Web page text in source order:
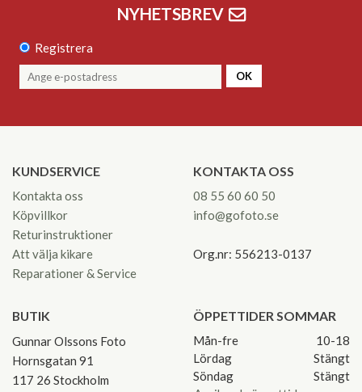
NYHETSBREV
Registrera
OK
KUNDSERVICE
Kontakta oss
Köpvillkor
Returinstruktioner
Att välja kikare
Reparationer & Service
KONTAKTA OSS
08 55 60 60 50
info@gofoto.se
Org.nr: 556213-0137
BUTIK
Gunnar Olssons Foto
Hornsgatan 91
117 26 Stockholm
ÖPPETTIDER SOMMAR
Mån-fre
10-18
Lördag
Stängt
Söndag
Stängt